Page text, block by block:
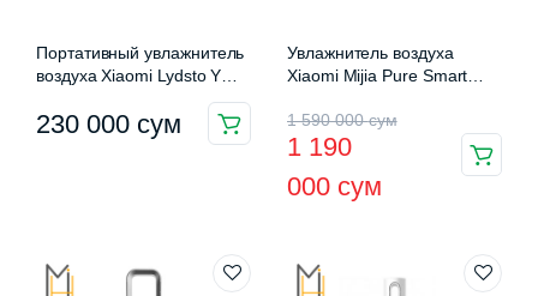
Портативный увлажнитель
воздуха Xiaomi Lydsto YM-
230 000 сум
Увлажнитель воздуха
Xiaomi Mijia Pure Smart
(CJSJSQ02XY) 4L
1 590 000сум
Первоначальная
цена
составляла
590
1 190
000 сум
Текущая
цена:
1
000 сум.